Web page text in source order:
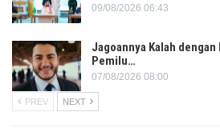
09/08/2026 06:43
Jagoannya Kalah
Pemilu…
07/08/2026 08:00
PREV NEXT